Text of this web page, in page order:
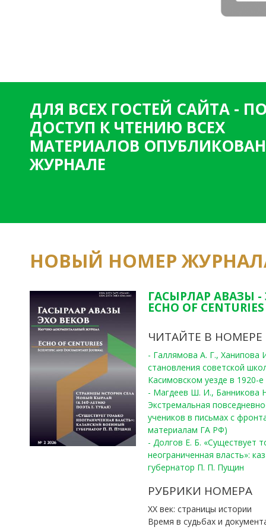
ДЛЯ ВСЕХ ГОСТЕЙ САЙТА -
ДОСТУП К ЧТЕНИЮ ВСЕХ
МАТЕРИАЛОВ
ЖУРНАЛЕ
НОВЫЙ НОМЕР
ГАСЫРЛАР АВАЗЫ -
ECHO OF
ЧИТАЙТЕ В НОМЕРЕ
- Галлямова А. Г.,
становления советской
Касимовском уезде в 1920-е
- Магдеев Ш. И., Банникова
Экстремальная
учеников в письмах с
материалам ГА РФ)
- Долгов Е. Б. «Существует
неограниченная власть»:
губернатор П. П. Пущин
РУБРИКИ НОМЕРА
ХХ век: страницы истории
Время в судьбах и